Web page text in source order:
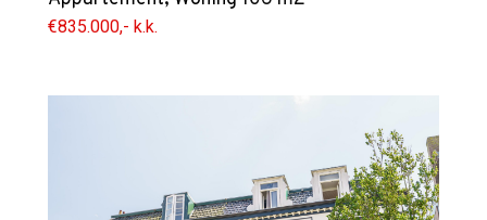
€835.000,- k.k.